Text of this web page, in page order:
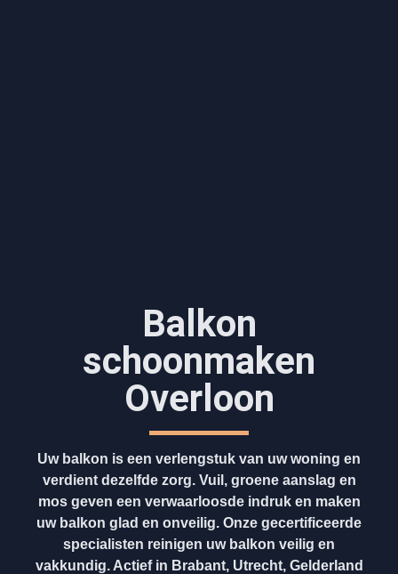
Balkon
schoonmaken
Overloon
Uw balkon is een verlengstuk van uw woning en
verdient dezelfde zorg. Vuil, groene aanslag en
mos geven een verwaarloosde indruk en maken
uw balkon glad en onveilig. Onze gecertificeerde
specialisten reinigen uw balkon veilig en
vakkundig. Actief in Brabant, Utrecht, Gelderland